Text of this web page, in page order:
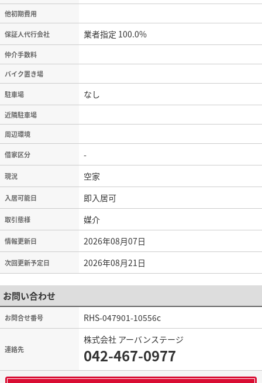
他初期費用
保証人代行会社 業者指定 100.0%
仲介手数料
バイク置き場
駐車場 なし
近隣駐車場
周辺環境
借家区分 -
現況 空家
入居可能日 即入居可
取引態様 媒介
情報更新日 2026年08月07日
次回更新予定日 2026年08月21日
お問い合わせ
お問合せ番号 RHS-047901-10556c
連絡先
株式会社 アーバンステージ
042-467-0977